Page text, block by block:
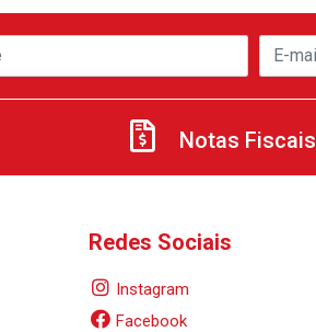
Notas Fiscais
Redes Sociais
Instagram
Facebook